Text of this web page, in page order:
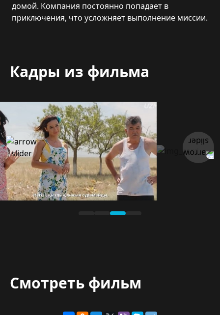
домой. Компания постоянно попадает в
приключения, что усложняет выполнение миссии.
Кадры из фильма
Смотреть фильм